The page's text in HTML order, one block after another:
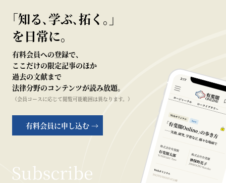
｢知る､学ぶ､拓く｡｣
を日常に。
有料会員への登録で、
ここだけの限定記事のほか
過去の文献まで
法律分野のコンテンツが読み放題。
（会員コースに応じて閲覧可能範囲は異なります。）
有料会員に申し込む →